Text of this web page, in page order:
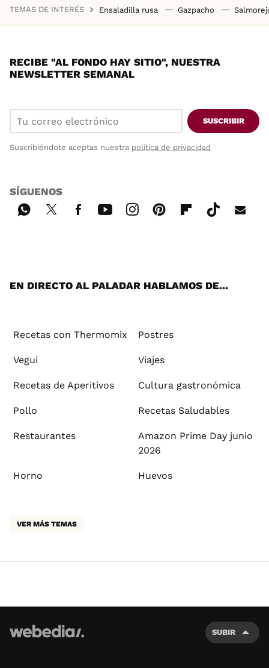
TEMAS DE INTERÉS Ensaladilla rusa Gazpacho
RECIBE "AL FONDO HAY SITIO", NUESTRA
NEWSLETTER SEMANAL
SUSCRIBIR
Suscribiéndote aceptas nuestra política de privacidad
SÍGUENOS
EN DIRECTO AL PALADAR HABLAMOS DE...
Recetas con Thermomix Postres
Vegui Viajes
Recetas de Aperitivos Cultura gastronómica
Pollo Recetas Saludables
Restaurantes
Amazon Prime Day junio
2026
Horno Huevos
VER MÁS TEMAS
SUBIR